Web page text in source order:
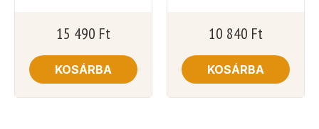
15 490 Ft
KOSÁRBA
10 840 Ft
KOSÁRBA